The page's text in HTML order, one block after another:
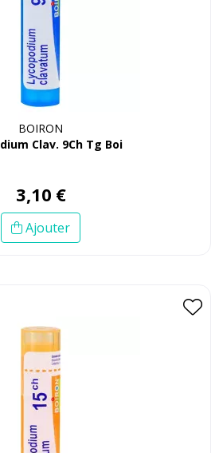
BOIRON
Clav. 9Ch Tg Boi
3,10 €
Ajouter